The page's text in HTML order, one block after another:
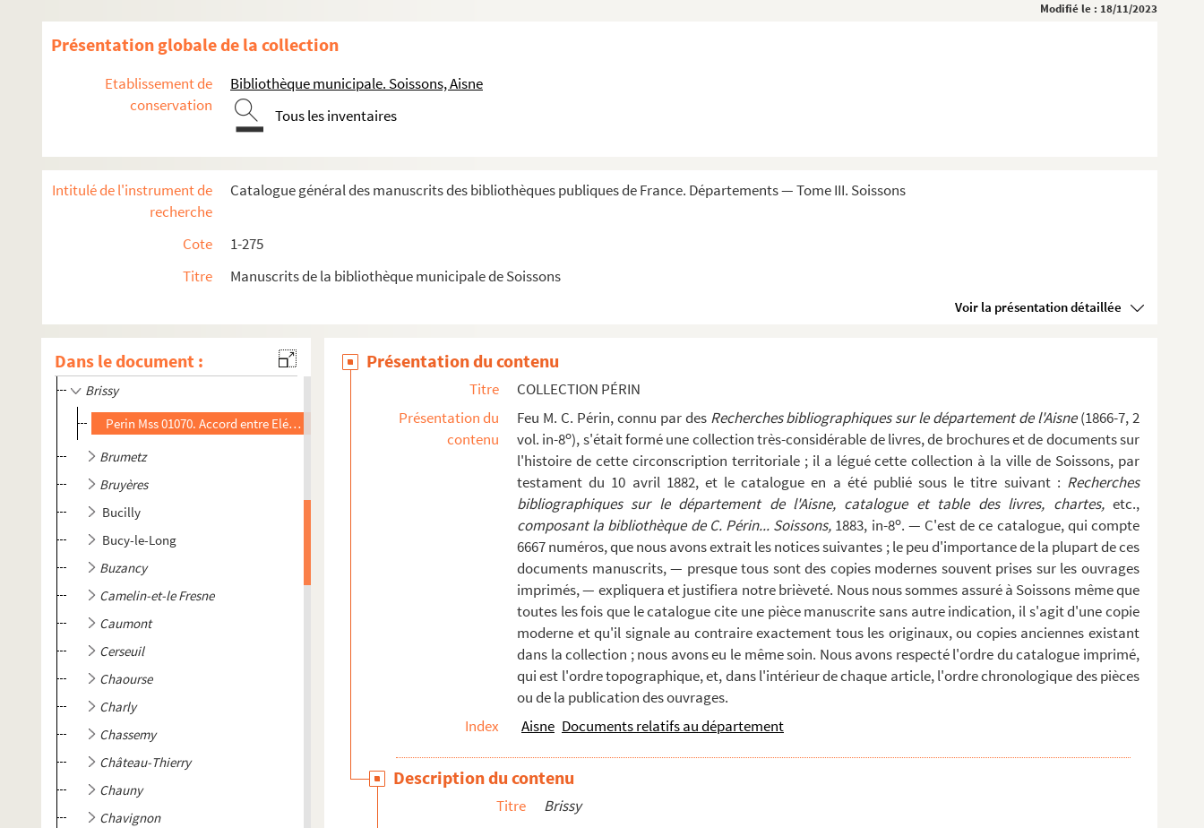
Modifié le : 18/11/2023
Présentation globale de la collection
Etablissement de
conservation
Bibliothèque municipale. Soissons, Aisne
Tous les inventaires
Intitulé de l'instrument de
recherche
Catalogue général des manuscrits des bibliothèques publiques de France. Départements — Tome III. Soissons
Cote
1-275
Titre
Manuscrits de la bibliothèque municipale de Soissons
Voir la présentation détaillée
Dans le document :
Bichancourt
Billy-sur-Aisne
Billy-sur-Ourcq
Blérancourt
Bohain
Braye
Brennacum
Brissy
Perin Mss 01070. Accord entre Eléonore de Vermandois et le chapitre de Laon, touchant le péage dû par les habitants d...
Brumetz
Bruyères
Bucilly
Bucy-le-Long
Buzancy
Camelin-et-le Fresne
Caumont
Cerseuil
Chaourse
Charly
Chassemy
Château-Thierry
Chauny
Chavignon
Présentation du contenu
Titre
COLLECTION PÉRIN
Présentation du
contenu
Feu M. C. Périn, connu par des Recherches bibliographiques sur le département de l'Aisne(1866-7, 2
vol. in-8o), s'était formé une collection très-considérable de livres, de brochures et de documents sur
l'histoire de cette circonscription territoriale ; il a légué cette collection à la ville de Soissons, par
testament du 10 avril 1882, et le catalogue en a été publié sous le titre suivant : Recherches
bibliographiques sur le département de l'Aisne, catalogue et table des livres, chartes,etc.,
composant la bibliothèque de C. Périn... Soissons, 1883, in-8o. — C'est de ce catalogue, qui compte
6667 numéros, que nous avons extrait les notices suivantes ; le peu d'importance de la plupart de ces
documents manuscrits, — presque tous sont des copies modernes souvent prises sur les ouvrages
imprimés, — expliquera et justifiera notre brièveté. Nous nous sommes assuré à Soissons même que
toutes les fois que le catalogue cite une pièce manuscrite sans autre indication, il s'agit d'une copie
moderne et qu'il signale au contraire exactement tous les originaux, ou copies anciennes existant
dans la collection ; nous avons eu le même soin. Nous avons respecté l'ordre du catalogue imprimé,
qui est l'ordre topographique, et, dans l'intérieur de chaque article, l'ordre chronologique des pièces
ou de la publication des ouvrages.
Index
Aisne Documents relatifs au département
Description du contenu
Titre
Brissy